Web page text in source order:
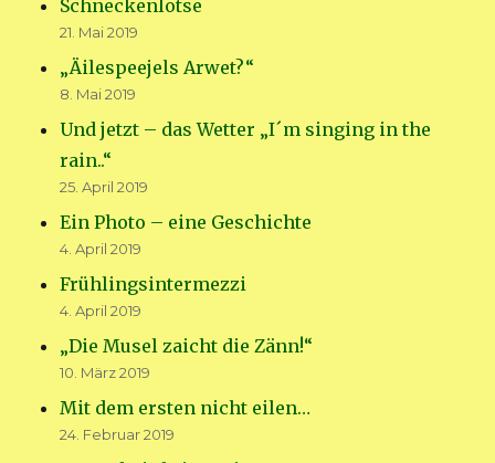
Schneckenlotse
21. Mai 2019
„Äilespeejels Arwet?“
8. Mai 2019
Und jetzt – das Wetter „I´m singing in the
rain..“
25. April 2019
Ein Photo – eine Geschichte
4. April 2019
Frühlingsintermezzi
4. April 2019
„Die Musel zaicht die Zänn!“
10. März 2019
Mit dem ersten nicht eilen…
24. Februar 2019